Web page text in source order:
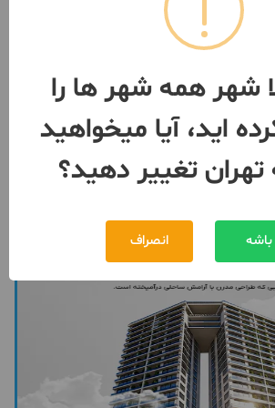
تجاری اداری استاروست سازه های
جناب قربانی
ساخت 1403 / آسانسور / پارکینگ
مبلغ
توافقی
بیش از 12 ماه پیش 091247***98
شهر همه شهر ها را
اید، آیا میخواهید
تهران تغییر دهید؟
باشه انصراف